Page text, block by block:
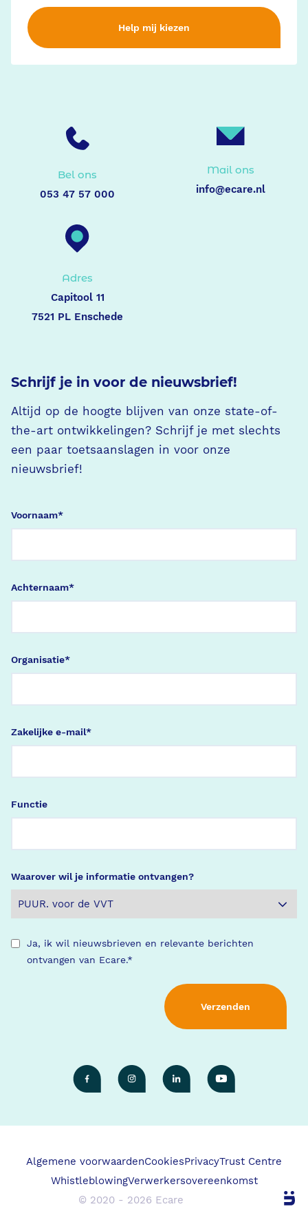
Contact
Help mij kiezen
Bel ons
053 47 57 000
Mail ons
info@ecare.nl
Adres
Capitool 11
7521 PL Enschede
Schrijf je in voor de nieuwsbrief!
Altijd op de hoogte blijven van onze state-of-
the-art ontwikkelingen? Schrijf je met slechts
een paar toetsaanslagen in voor onze
nieuwsbrief!
Voornaam*
Achternaam*
Organisatie*
Zakelijke e-mail*
Functie
Waarover wil je informatie ontvangen?
Ja, ik wil nieuwsbrieven en relevante berichten
ontvangen van Ecare.*
© 2020 - 2026 Ecare
Algemene voorwaardenCookiesPrivacyTrust Centre
WhistleblowingVerwerkersovereenkomst